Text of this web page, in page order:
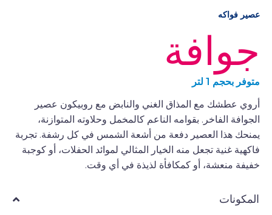
عصير فواكه
جوافة
متوفر بحجم 1 لتر
أروي عطشك مع المذاق الغني والنابض مع روبيكون عصير
الجوافة الفاخر. بقوامه الناعم كالمخمل وحلاوته المتوازنة،
يمنحك هذا العصير دفعة من أشعة الشمس في كل رشفة. تجربة
فاكهية غنية تجعل منه الخيار المثالي لموائد الحفلات، أو كوجبة
خفيفة منعشة، أو كمكافأة لذيذة في أي وقت.
المكونات